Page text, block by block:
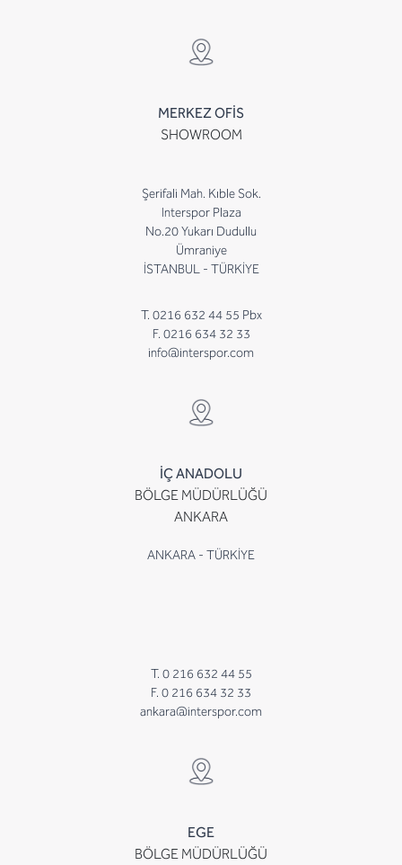
MERKEZ OFİS
SHOWROOM
Şerifali Mah. Kıble Sok.
Interspor Plaza
No.20 Yukarı Dudullu
Ümraniye
İSTANBUL - TÜRKİYE
T. 0216 632 44 55 Pbx
F. 0216 634 32 33
info@interspor.com
İÇ ANADOLU
BÖLGE MÜDÜRLÜĞÜ
ANKARA
ANKARA - TÜRKİYE
T. 0 216 632 44 55
F. 0 216 634 32 33
ankara@interspor.com
EGE
BÖLGE MÜDÜRLÜĞÜ